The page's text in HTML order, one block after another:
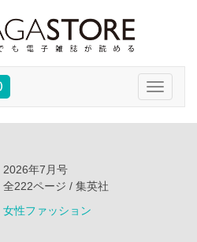
Toggle
2026年7月号
全222ページ / 集英社
女性ファッション